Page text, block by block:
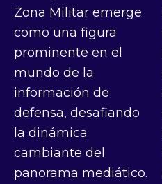
Zona Militar emerge
como una figura
prominente en el
mundo de la
información de
defensa, desafiando
la dinámica
cambiante del
panorama mediático.